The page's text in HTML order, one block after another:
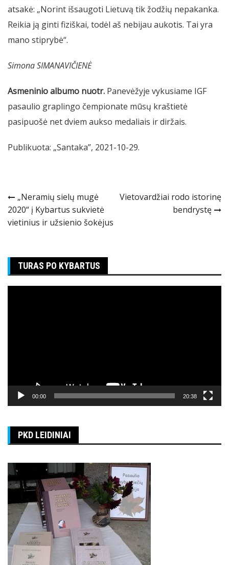
atsakė: „Norint išsaugoti Lietuvą tik žodžių nepakanka.
Reikia ją ginti fiziškai, todėl aš nebijau aukotis. Tai yra
mano stiprybė“.
Simona SIMANAVIČIENĖ
Asmeninio albumo nuotr. Panevėžyje vykusiame IGF
pasaulio graplingo čempionate mūsų kraštietė
pasipuošė net dviem aukso medaliais ir diržais.
Publikuota: „Santaka”, 2021-10-29.
Navigacija
tarp
„Neramių sielų mugė
2020“ į Kybartus sukvietė
vietinius ir užsienio šokėjus
Vietovardžiai rodo istorinę
bendrystę
TURAS PO KYBARTUS
00:00 20:38
PKD LEIDINIAI